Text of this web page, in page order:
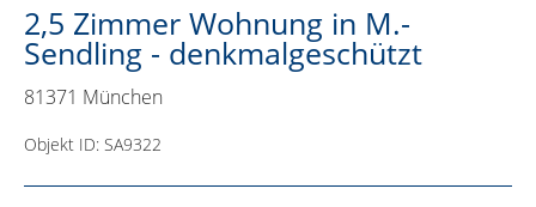
2,5 Zimmer Wohnung in M.-
Sendling - denkmalgeschützt
81371 München
Objekt ID: SA9322